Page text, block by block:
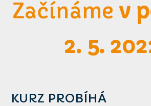
Začínáme v
2. 5.
KURZ PROBÍHÁ